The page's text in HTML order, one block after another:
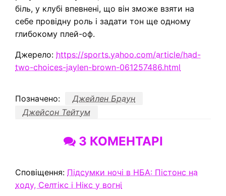
біль, у клубі впевнені, що він зможе взяти на
себе провідну роль і задати тон ще одному
глибокому плей-оф.
Джерело: https://sports.yahoo.com/article/had-
two-choices-jaylen-brown-061257486.html
Позначено:
Джейлен Браун
Джейсон Тейтум
3 КОМЕНТАРІ
Сповіщення: Підсумки ночі в НБА: Пістонс на
ходу, Селтікс і Нікс у вогні